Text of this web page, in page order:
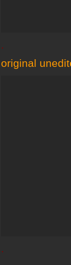
.
original
.